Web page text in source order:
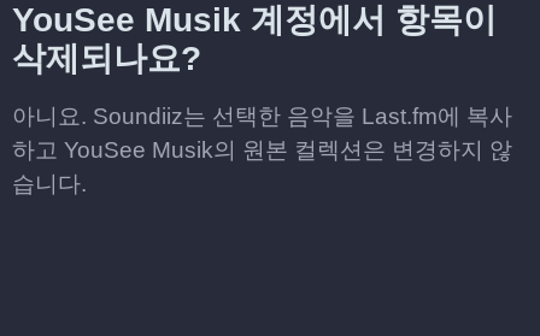
YouSee Musik 계정에서 항목이
삭제되나요?
아니요. Soundiiz는 선택한 음악을 Last.fm에 복사
하고 YouSee Musik의 원본 컬렉션은 변경하지 않
습니다.